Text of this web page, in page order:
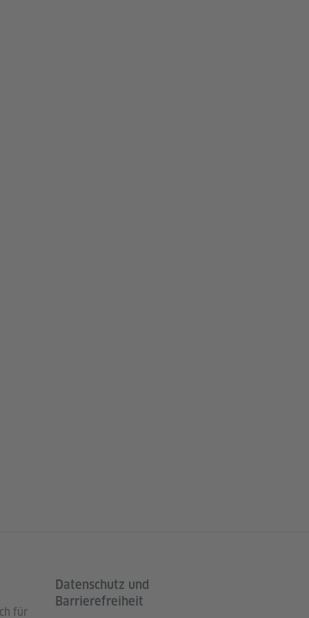
für
Datenschutz und
Barrierefreiheit